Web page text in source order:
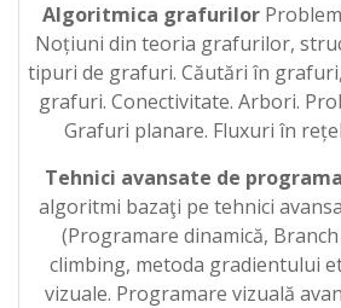
Algoritmica grafurilor
Noțiuni din teoria grafurilor,
tipuri de grafuri. Căutări în
grafuri. Conectivitate. Arbori.
Grafuri planare. Fluxuri în
Tehnici avansate de
algoritmi bazaţi pe tehnici
(Programare dinamică,
climbing, metoda gradientului
vizuale. Programare vizuală